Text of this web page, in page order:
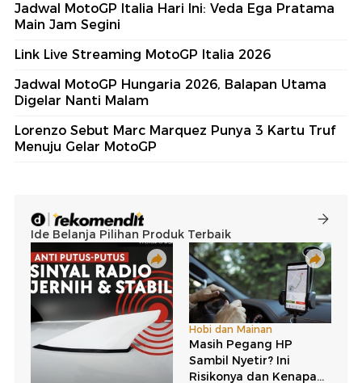
Jadwal MotoGP Italia Hari Ini: Veda Ega Pratama
Main Jam Segini
Link Live Streaming MotoGP Italia 2026
Jadwal MotoGP Hungaria 2026, Balapan Utama
Digelar Nanti Malam
Lorenzo Sebut Marc Marquez Punya 3 Kartu Truf
Menuju Gelar MotoGP